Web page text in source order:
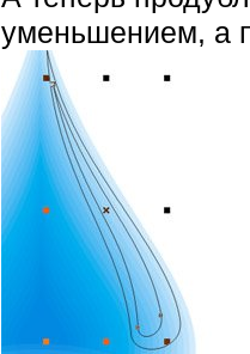
уменьшением, а